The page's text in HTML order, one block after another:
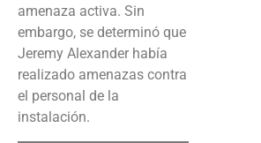
amenaza activa. Sin
embargo, se determinó que
Jeremy Alexander había
realizado amenazas contra
el personal de la
instalación.